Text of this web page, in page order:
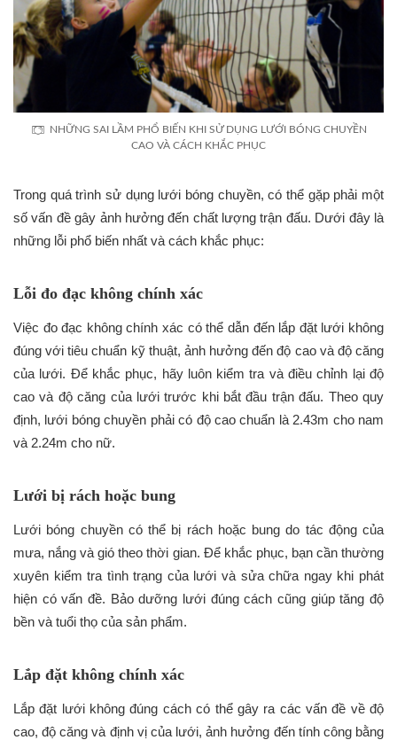
NHỮNG SAI LẦM PHỔ BIẾN KHI SỬ DỤNG LƯỚI BÓNG CHUYỀN
CAO VÀ CÁCH KHẮC PHỤC
Trong quá trình sử dụng lưới bóng chuyền, có thể gặp phải một
số vấn đề gây ảnh hưởng đến chất lượng trận đấu. Dưới đây là
những lỗi phổ biến nhất và cách khắc phục:
Lỗi đo đạc không chính xác
Việc đo đạc không chính xác có thể dẫn đến lắp đặt lưới không
đúng với tiêu chuẩn kỹ thuật, ảnh hưởng đến độ cao và độ căng
của lưới. Để khắc phục, hãy luôn kiểm tra và điều chỉnh lại độ
cao và độ căng của lưới trước khi bắt đầu trận đấu. Theo quy
định, lưới bóng chuyền phải có độ cao chuẩn là 2.43m cho nam
và 2.24m cho nữ.
Lưới bị rách hoặc bung
Lưới bóng chuyền có thể bị rách hoặc bung do tác động của
mưa, nắng và gió theo thời gian. Để khắc phục, bạn cần thường
xuyên kiểm tra tình trạng của lưới và sửa chữa ngay khi phát
hiện có vấn đề. Bảo dưỡng lưới đúng cách cũng giúp tăng độ
bền và tuổi thọ của sản phẩm.
Lắp đặt không chính xác
Lắp đặt lưới không đúng cách có thể gây ra các vấn đề về độ
cao, độ căng và định vị của lưới, ảnh hưởng đến tính công bằng